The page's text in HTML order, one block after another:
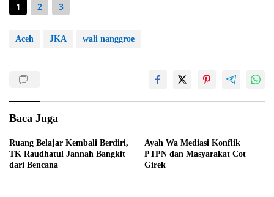
1
2 3
Aceh JKA wali nanggroe
Baca Juga
Ruang Belajar Kembali Berdiri,
TK Raudhatul Jannah Bangkit
dari Bencana
Ayah Wa Mediasi Konflik
PTPN dan Masyarakat Cot
Girek